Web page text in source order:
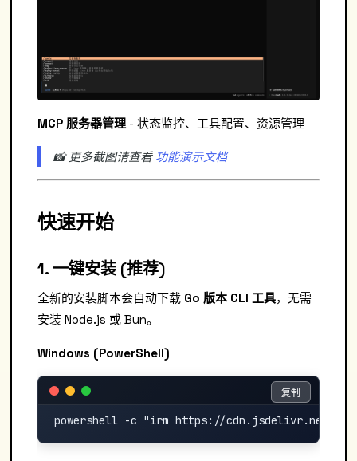
MCP 服务器管理 - 状态监控、工具配置、资源管理
📸 更多截图请查看 功能演示文档
快速开始
1. 一键安装 (推荐)
全新的安装脚本会自动下载 Go 版本 CLI 工具，无需
安装 Node.js 或 Bun。
Windows (PowerShell)
复制
复制